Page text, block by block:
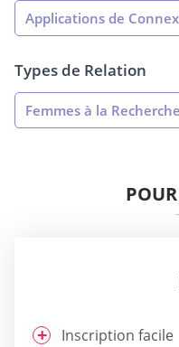
Applications de
Types de Relation
Femmes à la
Inscription facile